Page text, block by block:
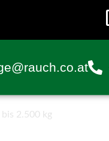
2.500 kg